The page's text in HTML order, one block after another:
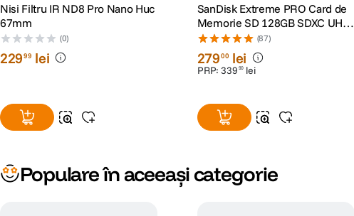
Nisi Filtru IR ND8 Pro Nano Huc
67mm
(0)
22999 lei
SanDisk Extreme PRO Card de
Memorie SD 128GB SDXC UHS-
I Class 10 U3 V30 + 2 Ani
RescuePRO Deluxe
(87)
27900 lei
PRP:339 90 lei
Populare în aceeași categorie